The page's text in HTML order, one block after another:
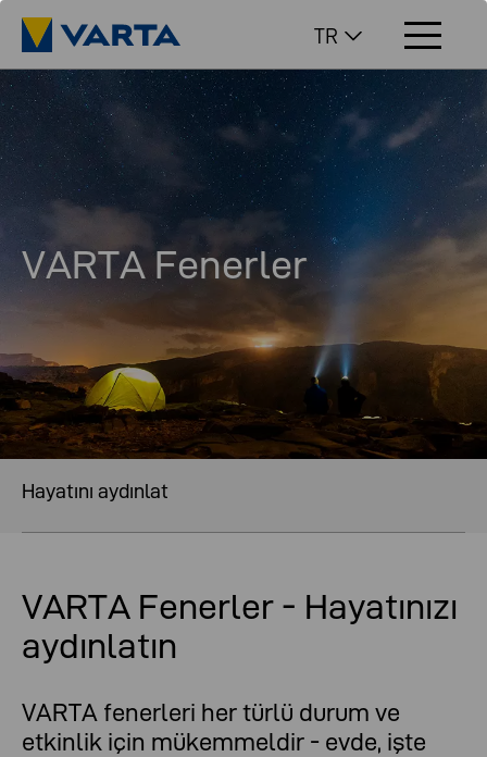
TR
VARTA Fenerler
Hayatını aydınlat
VARTA Fenerler - Hayatınızı
aydınlatın
VARTA fenerleri her türlü durum ve
etkinlik için mükemmeldir - evde, işte